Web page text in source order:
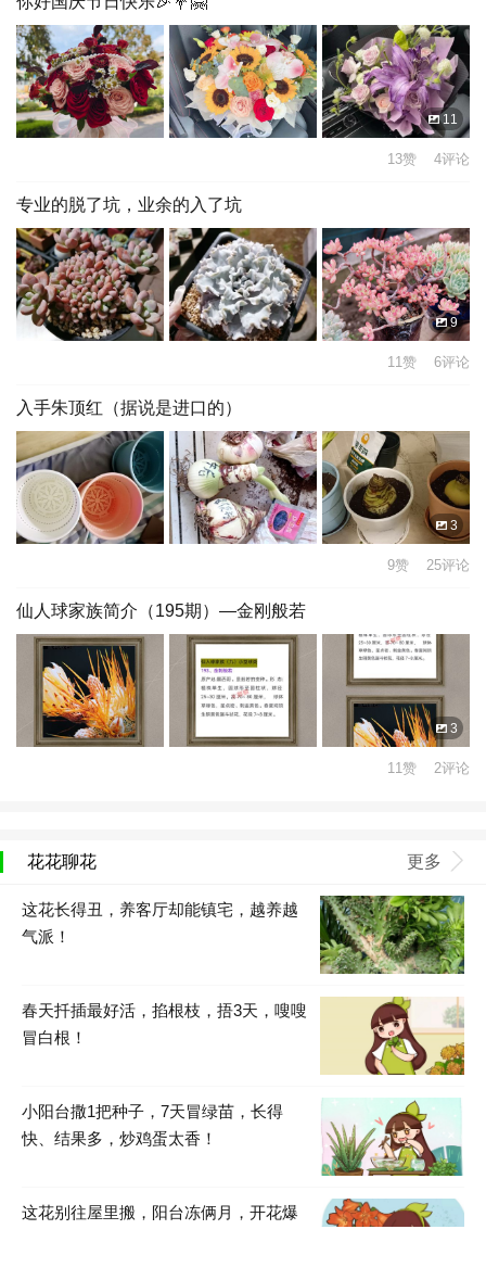
11
13赞 4评论
专业的脱了坑，业余的入了坑
9
11赞 6评论
入手朱顶红（据说是进口的）
3
9赞 25评论
仙人球家族简介（195期）—金刚般若
3
11赞 2评论
花花聊花 更多
这花长得丑，养客厅却能镇宅，越养越
气派！
春天扦插最好活，掐根枝，捂3天，嗖嗖
冒白根！
小阳台撒1把种子，7天冒绿苗，长得
快、结果多，炒鸡蛋太香！
这花别往屋里搬，阳台冻俩月，开花爆